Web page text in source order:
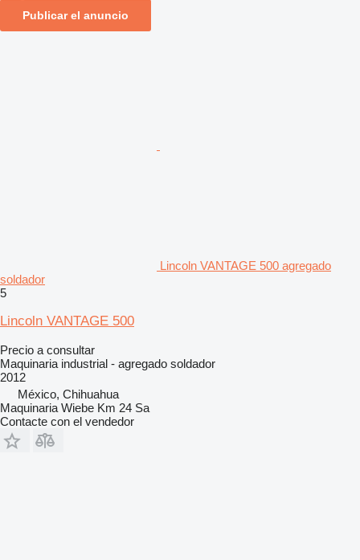
Publicar el anuncio
Lincoln VANTAGE 500 agregado
soldador
5
Lincoln VANTAGE 500
Precio a consultar
Maquinaria industrial - agregado soldador
2012
México, Chihuahua
Maquinaria Wiebe Km 24 Sa
Contacte con el vendedor